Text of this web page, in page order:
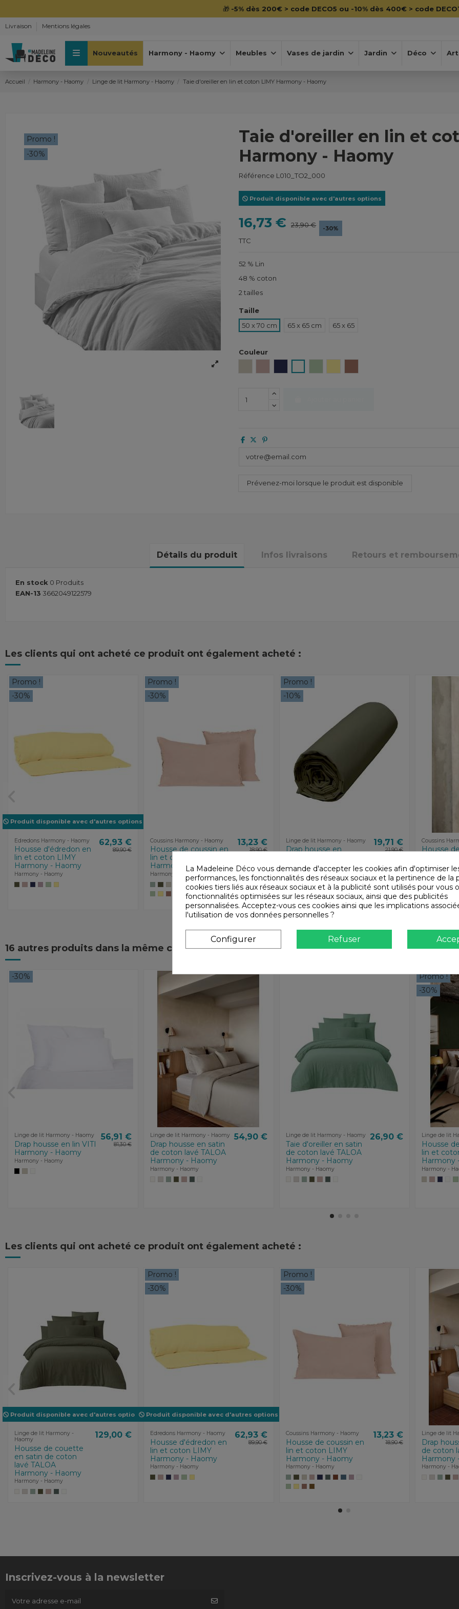
🎁 -5% dès 200€ > code DECO5 ou -10% dès 400€ > code
Livraison Mentions légales
Nouveautés Harmony - Haomy Meubles Vases de jardin Jardin Déco
Accueil Harmony - Haomy Linge de lit Harmony - Haomy Taie d'oreiller en lin et coton LIMY Harmony - Haomy
Promo !
-30%
Taie d'oreiller en lin et
Harmony - Haomy
Référence L010_TO2_000
Produit disponible avec d'autres options
16,73 € 23,90 € -30%
TTC
52 % Lin
48 % coton
2 tailles
Taille
50 x 70 cm
65 x 65 cm 65 x 65
Couleur
Détails du produit Infos livraisons Retours et
En stock 0 Produits
EAN-13 3662049122579
Les clients qui ont acheté ce produit ont également acheté :
Promo !
-30%
Produit disponible avec d'autres options
Edredons Harmony - Haomy
Housse d'édredon en
lin et coton LIMY
Harmony - Haomy
Harmony - Haomy
62,93 €
89,90 €
Promo !
-30%
Coussins Harmony - Haomy
Housse de coussin en
lin et coton LIMY
Harmony - Haomy
Harmony - Haomy
13,23 €
18,90 €
Promo !
-10%
Linge de lit Harmony - Haomy
Drap housse en
VENEZIA Haomy -
Harmony
Harmony - Haomy
19,71 €
21,90 €
Coussins
Housse
Haomy
Harmony -
16 autres produits dans la même catégorie :
-30%
Linge de lit Harmony - Haomy
Drap housse en lin VITI
Harmony - Haomy
Harmony - Haomy
56,91 €
81,30 €
Linge de lit Harmony - Haomy
Drap housse en satin
de coton lavé TALOA
Harmony - Haomy
Harmony - Haomy
54,90 € Linge de lit Harmony - Haomy
Taie d'oreiller en satin
de coton lavé TALOA
Harmony - Haomy
Harmony - Haomy
26,90 €
Promo !
-30%
Linge de lit
Housse
lin et
Harmony
Harmony -
Les clients qui ont acheté ce produit ont également acheté :
Produit disponible avec d'autres options
Linge de lit Harmony -
Haomy
Housse de couette
en satin de coton
lavé TALOA
Harmony - Haomy
Harmony - Haomy
129,00 €
Promo !
-30%
Produit disponible avec d'autres options
Edredons Harmony - Haomy
Housse d'édredon en
lin et coton LIMY
Harmony - Haomy
Harmony - Haomy
62,93 €
89,90 €
Promo !
-30%
Coussins Harmony - Haomy
Housse de coussin en
lin et coton LIMY
Harmony - Haomy
Harmony - Haomy
13,23 €
18,90 €
Linge de lit
Drap
de coton
Harmony
Harmony -
Inscrivez-vous à la newsletter
La Madeleine Déco vous demande d'accepter les cookies afin d'optimiser
performances, les fonctionnalités des réseaux sociaux et la pertinence de la
cookies tiers liés aux réseaux sociaux et à la publicité sont utilisés pour vous
fonctionnalités optimisées sur les réseaux sociaux, ainsi que des publicités
personnalisées. Acceptez-vous ces cookies ainsi que les implications
l'utilisation de vos données personnelles ?
Configurer Refuser